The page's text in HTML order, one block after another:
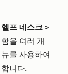
프 데스크 >
을 여러 개
를 사용하여
니다.